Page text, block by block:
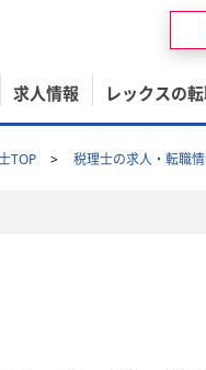
求人情報 レックスの
TOP 税理士の求人・転職